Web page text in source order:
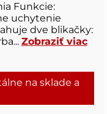
Funkcie:
uchytenie
dve blikačky:
Zobraziť viac
na sklade a